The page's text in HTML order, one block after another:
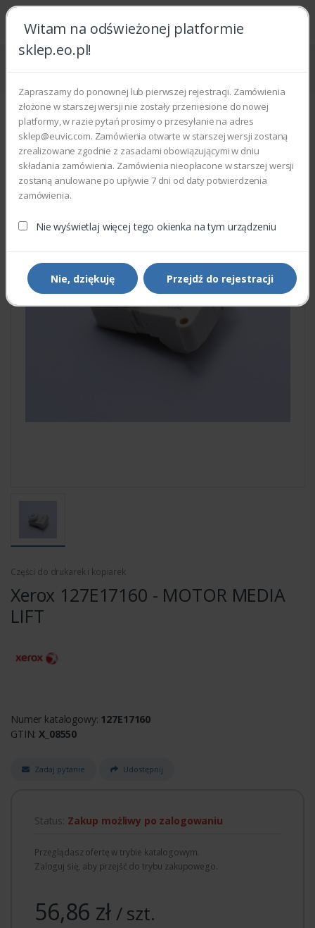
Witam na odświeżonej platformie
sklep.eo.pl!
Zapraszamy do ponownej lub pierwszej rejestracji. Zamówienia
złożone w starszej wersji nie zostały przeniesione do nowej
platformy, w razie pytań prosimy o przesyłanie na adres
sklep@euvic.com. Zamówienia otwarte w starszej wersji zostaną
zrealizowane zgodnie z zasadami obowiązującymi w dniu
składania zamówienia. Zamówienia nieopłacone w starszej wersji
zostaną anulowane po upływie 7 dni od daty potwierdzenia
zamówienia.
Nie wyświetlaj więcej tego okienka na tym urządzeniu
Nie, dziękuję Przejdź do rejestracji
Strona główna Części zamienne
Części do drukarek i kopiarek
Xerox 127E17160 - MOTOR MEDIA
LIFT
Numer katalogowy: 127E17160
GTIN:X_08550
Zadaj pytanie Udostępnij
Status: Zakup możliwy po zalogowaniu
Przeglądasz ofertę w trybie katalogowym.
Zaloguj się, aby przejść do trybu zakupowego.
56,86 zł/ szt.